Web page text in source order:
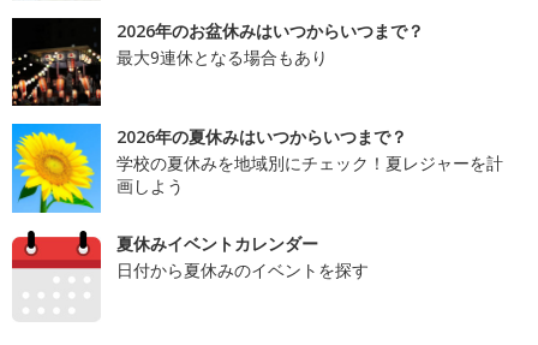
2026年のお盆休みはいつからいつまで？
最大9連休となる場合もあり
2026年の夏休みはいつからいつまで？
学校の夏休みを地域別にチェック！夏レジャーを計
画しよう
夏休みイベントカレンダー
日付から夏休みのイベントを探す